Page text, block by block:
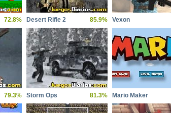
72.8% Desert Rifle 2 85.9% Vexon
79.3% Storm Ops 81.3% Mario Maker